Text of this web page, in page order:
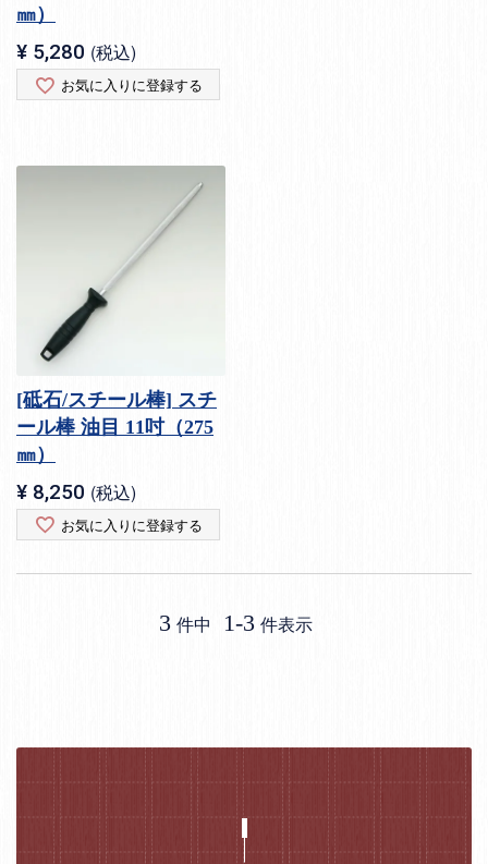
㎜）
¥ 5,280 税込
お気に入りに登録する
[砥石/スチール棒] スチ
ール棒 油目 11吋（275
㎜）
¥ 8,250 税込
お気に入りに登録する
3 件中 1-3 件表示